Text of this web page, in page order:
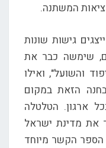
המשתנה.
גישות שונות
שימשה כבר את
והשועל", ואילו
הזאת במקום
ארגון. הטלטלה
את מדינת ישראל
הספר הקשר מיוחד